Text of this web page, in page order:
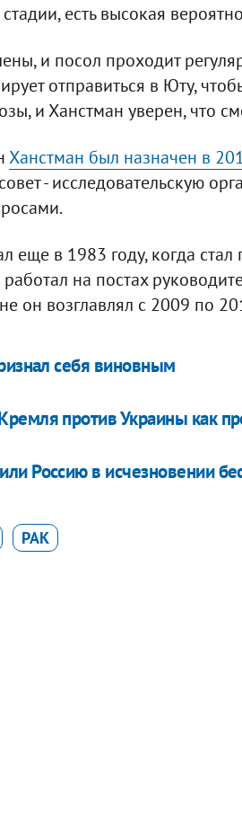
есть высокая
и посол проходит
отправиться в Юту,
и Ханстман уверен, что
Ханстман был назначен в
- исследовательскую
еще в 1983 году, когда
на постах
он возглавлял с 2009 по
себя виновным
против Украины как
Россию в исчезновении
РАК